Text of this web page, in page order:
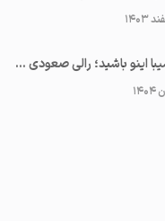
منتظر «گاد کندل» شیبا اینو باشید؛ رالی صعودی SHIB نزدیک است!